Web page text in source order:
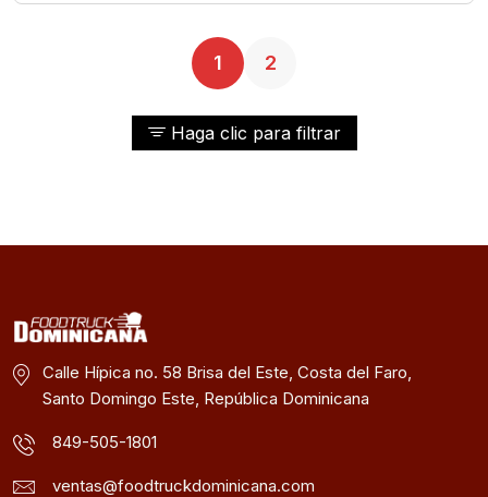
Haga clic para filtrar
1 2
Calle Hípica no. 58 Brisa del Este, Costa del Faro,
Santo Domingo Este, República Dominicana
849-505-1801
ventas@foodtruckdominicana.com